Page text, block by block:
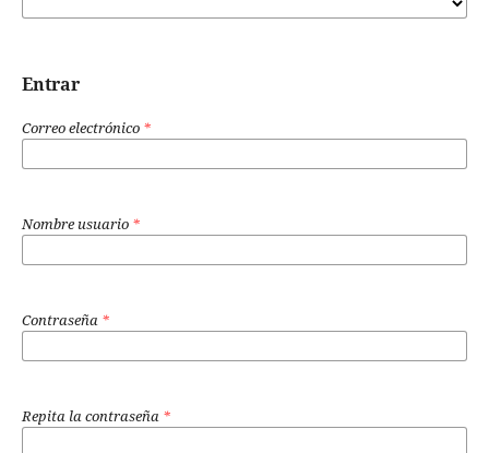
Entrar
Correo electrónico *
Nombre usuario *
Contraseña *
Repita la contraseña *